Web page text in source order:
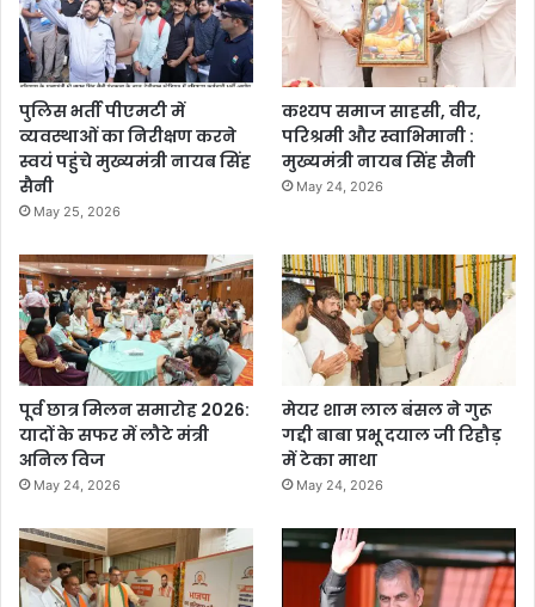
पुलिस भर्ती पीएमटी में
व्यवस्थाओं का निरीक्षण करने
स्वयं पहुंचे मुख्यमंत्री नायब सिंह
सैनी
May 25, 2026
कश्यप समाज साहसी, वीर,
परिश्रमी और स्वाभिमानी :
मुख्यमंत्री नायब सिंह सैनी
May 24, 2026
पूर्व छात्र मिलन समारोह 2026:
यादों के सफर में लौटे मंत्री
अनिल विज
May 24, 2026
मेयर शाम लाल बंसल ने गुरू
गद्दी बाबा प्रभू दयाल जी रिहौड़
में टेका माथा
May 24, 2026